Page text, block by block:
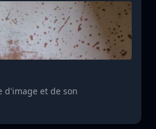
d'image et de son